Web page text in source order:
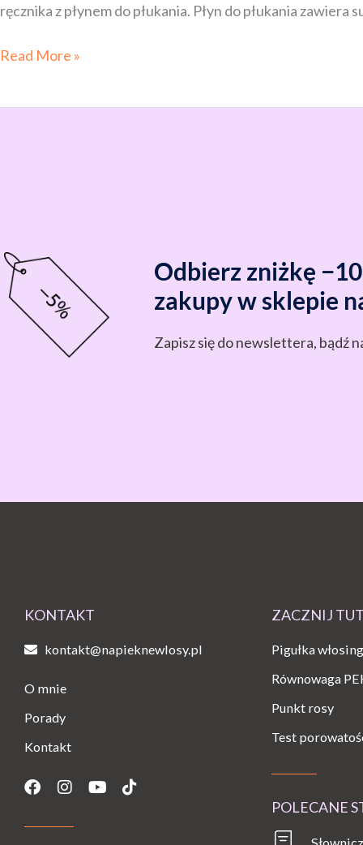
ręcznika z płynem do płukania. Płyn do płukania
Read More »
Odbierz zniżkę
zakupy w sklepie
Zapisz się do newslettera, bądź
KONTAKT
kontakt@napieknewlosy.pl
O mnie
Porady
Kontakt
Facebook
Instagram
YoutubeTiktok
ZACZNIJ
Pigułka
Równowaga
Punkt rosy
Test
POLECANE